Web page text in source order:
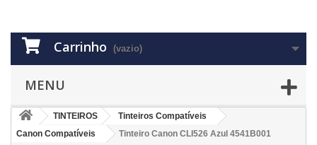
Carrinho (vazio)
MENU
TINTEIROS
Tinteiros Compatíveis
Canon Compatíveis
Tinteiro Canon CLI526 Azul 4541B001